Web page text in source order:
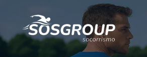
contenido